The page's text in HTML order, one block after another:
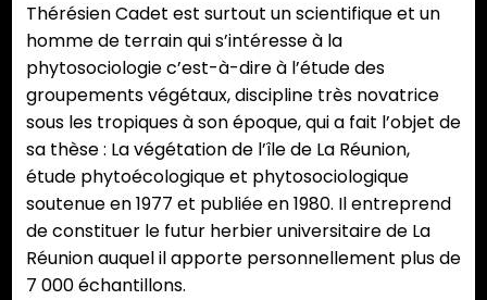
Thérésien Cadet est surtout un scientifique et un
homme de terrain qui s’intéresse à la
phytosociologie c’est-à-dire à l’étude des
groupements végétaux, discipline très novatrice
sous les tropiques à son époque, qui a fait l’objet de
sa thèse : La végétation de l’île de La Réunion,
étude phytoécologique et phytosociologique
soutenue en 1977 et publiée en 1980. Il entreprend
de constituer le futur herbier universitaire de La
Réunion auquel il apporte personnellement plus de
7 000 échantillons.